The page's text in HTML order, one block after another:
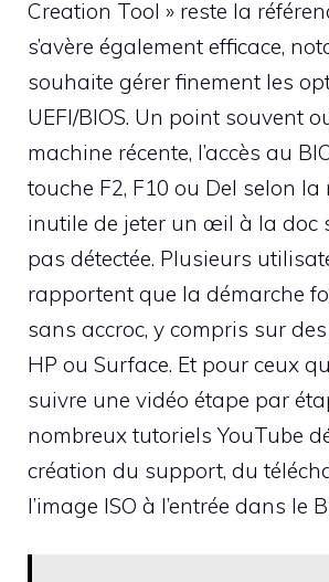
Creation Tool » reste la
s’avère également efficace,
souhaite gérer finement les
UEFI/BIOS. Un point souvent
machine récente, l’accès au
touche F2, F10 ou Del selon
inutile de jeter un œil à la doc
pas détectée. Plusieurs
rapportent que la démarche
sans accroc, y compris sur
HP ou Surface. Et pour ceux
suivre une vidéo étape par
nombreux tutoriels YouTube
création du support, du
l’image ISO à l’entrée dans le